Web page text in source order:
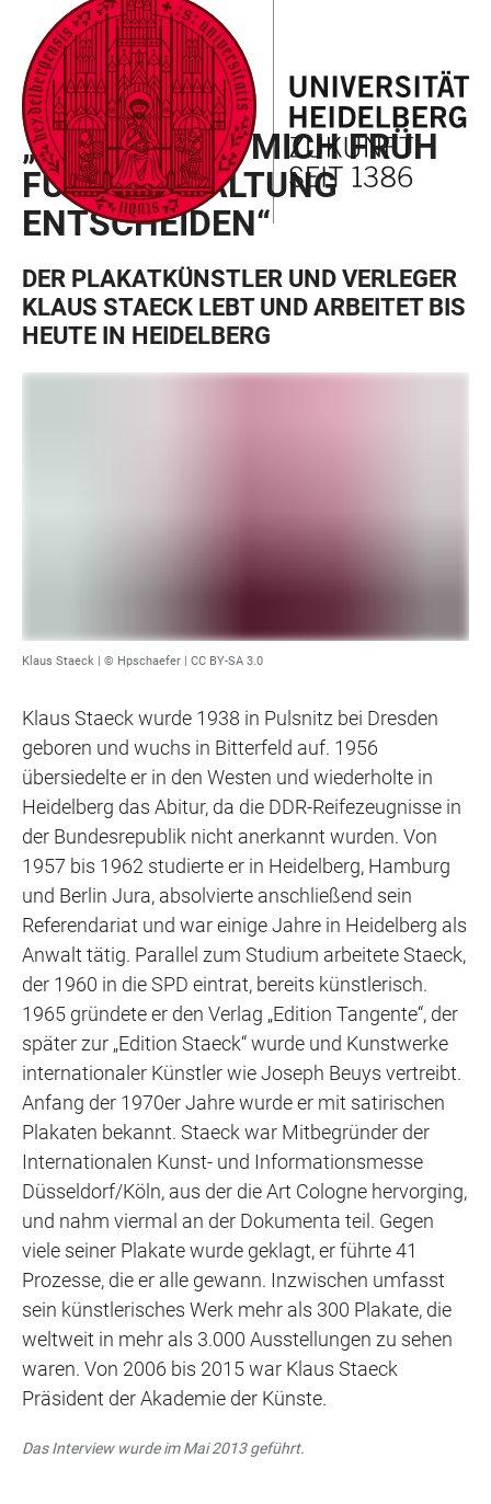
LINKS
ZUR
BARRIEREFREIHEIT
ZUM
HAUPTINHALT
HAUPTNAVIGATION
ÖFFNEN
WEBSEITENSUCHE
ÖFFNEN
KLAUS STAECK
„ICH MUSSTE MICH FRÜH
FÜR EINE HALTUNG
ENTSCHEIDEN“
DER PLAKATKÜNSTLER UND VERLEGER
KLAUS STAECK LEBT UND ARBEITET BIS
HEUTE IN HEIDELBERG
Klaus Staeck | © Hpschaefer | CC BY-SA 3.0
Klaus Staeck wurde 1938 in Pulsnitz bei Dresden
geboren und wuchs in Bitterfeld auf. 1956
übersiedelte er in den Westen und wiederholte in
Heidelberg das Abitur, da die DDR-Reifezeugnisse in
der Bundesrepublik nicht anerkannt wurden. Von
1957 bis 1962 studierte er in Heidelberg, Hamburg
und Berlin Jura, absolvierte anschließend sein
Referendariat und war einige Jahre in Heidelberg als
Anwalt tätig. Parallel zum Studium arbeitete Staeck,
der 1960 in die SPD eintrat, bereits künstlerisch.
1965 gründete er den Verlag „Edition Tangente“, der
später zur „Edition Staeck“ wurde und Kunstwerke
internationaler Künstler wie Joseph Beuys vertreibt.
Anfang der 1970er Jahre wurde er mit satirischen
Plakaten bekannt. Staeck war Mitbegründer der
Internationalen Kunst- und Informationsmesse
Düsseldorf/Köln, aus der die Art Cologne hervorging,
und nahm viermal an der Dokumenta teil. Gegen
viele seiner Plakate wurde geklagt, er führte 41
Prozesse, die er alle gewann. Inzwischen umfasst
sein künstlerisches Werk mehr als 300 Plakate, die
weltweit in mehr als 3.000 Ausstellungen zu sehen
waren. Von 2006 bis 2015 war Klaus Staeck
Präsident der Akademie der Künste.
Das Interview wurde im Mai 2013 geführt.